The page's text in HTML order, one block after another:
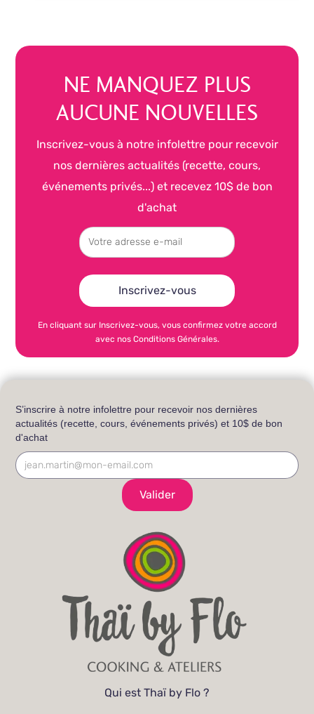
NE MANQUEZ PLUS
AUCUNE NOUVELLES
Inscrivez-vous à notre infolettre pour recevoir
nos dernières actualités (recette, cours,
événements privés...) et recevez 10$ de bon
d'achat
En cliquant sur Inscrivez-vous, vous confirmez votre accord
avec nos Conditions Générales.
S’inscrire à notre infolettre pour recevoir nos dernières
actualités (recette, cours, événements privés) et 10$ de bon
d'achat
Qui est Thaï by Flo ?